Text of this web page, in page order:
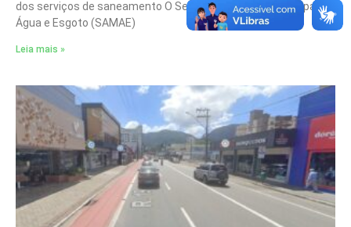
dos serviços de saneamento O Serviço Autônomo Municipal de
Água e Esgoto (SAMAE)
Leia mais »